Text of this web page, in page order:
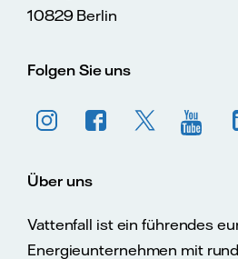
10829 Berlin
Folgen Sie uns
Über uns
Vattenfall ist ein führendes
Energieunternehmen mit